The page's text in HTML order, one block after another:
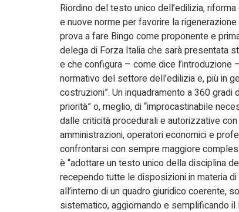
Riordino del testo unico dell’edilizia,
e nuove norme per favorire la
prova a fare Bingo come proponente e
delega di Forza Italia che sarà presentata
e che configura – come dice l’introduzione
normativo del settore dell’edilizia e, più in
costruzioni”. Un inquadramento a 360 gradi
priorità” o, meglio, di “improcastinabile
dalle criticità procedurali e autorizzative
amministrazioni, operatori economici e
confrontarsi con sempre maggiore
è “adottare un testo unico della disciplina
recependo tutte le disposizioni in materia
all’interno di un quadro giuridico coerente,
sistematico, aggiornando e semplificando